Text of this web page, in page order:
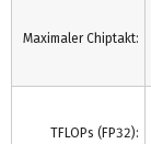
Maximaler Chiptakt:
TFLOPs (FP32):